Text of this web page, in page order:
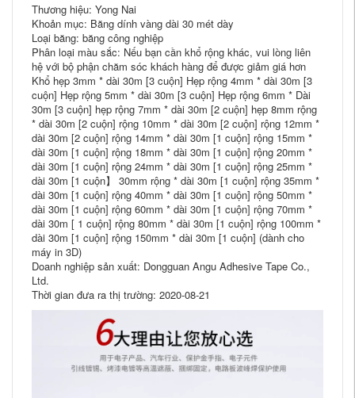
Thương hiệu: Yong Nai
Khoản mục: Băng dính vàng dài 30 mét dày
Loại băng: băng công nghiệp
Phân loại màu sắc: Nếu bạn cần khổ rộng khác, vui lòng liên
hệ với bộ phận chăm sóc khách hàng để được giảm giá hơn
Khổ hẹp 3mm * dài 30m [3 cuộn] Hẹp rộng 4mm * dài 30m [3
cuộn] Hẹp rộng 5mm * dài 30m [3 cuộn] Hẹp rộng 6mm * Dài
30m [3 cuộn] hẹp rộng 7mm * dài 30m [2 cuộn] hẹp 8mm rộng
* dài 30m [2 cuộn] rộng 10mm * dài 30m [2 cuộn] rộng 12mm *
dài 30m [2 cuộn] rộng 14mm * dài 30m [1 cuộn] rộng 15mm *
dài 30m [1 cuộn] rộng 18mm * dài 30m [1 cuộn] rộng 20mm *
dài 30m [1 cuộn] rộng 24mm * dài 30m [1 cuộn] rộng 25mm *
dài 30m [1 cuộn】 30mm rộng * dài 30m [1 cuộn] rộng 35mm *
dài 30m [1 cuộn] rộng 40mm * dài 30m [1 cuộn] rộng 50mm *
dài 30m [1 cuộn] rộng 60mm * dài 30m [1 cuộn] rộng 70mm *
dài 30m [ 1 cuộn] rộng 80mm * dài 30m [1 cuộn] rộng 100mm *
dài 30m [1 cuộn] rộng 150mm * dài 30m [1 cuộn] (dành cho
máy in 3D)
Doanh nghiệp sản xuất: Dongguan Angu Adhesive Tape Co.,
Ltd.
Thời gian đưa ra thị trường: 2020-08-21